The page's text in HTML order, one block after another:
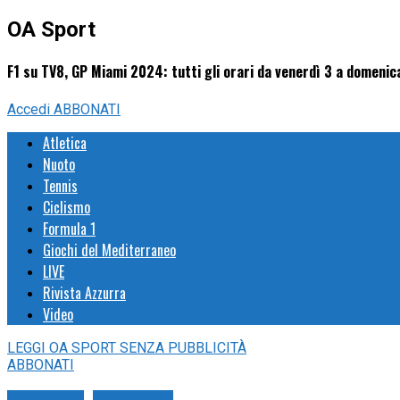
OA Sport
F1 su TV8, GP Miami 2024: tutti gli orari da venerdì 3 a
Accedi ABBONATI
Atletica
Nuoto
Tennis
Ciclismo
Formula 1
Giochi del Mediterraneo
LIVE
Rivista Azzurra
Video
LEGGI OA SPORT SENZA PUBBLICITÀ
ABBONATI